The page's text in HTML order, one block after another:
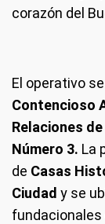
corazón del
El operativo
Contencioso
Relaciones
Número 3. La
de Casas
Ciudad y se
fundacionales